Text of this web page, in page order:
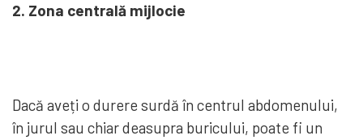
2. Zona centrală mijlocie
Dacă aveți o durere surdă în centrul abdomenului,
în jurul sau chiar deasupra buricului, poate fi un